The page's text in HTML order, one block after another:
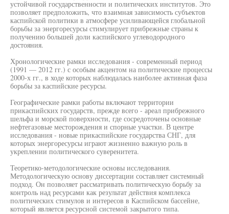
устойчивой государственности и политических институтов. Это
позволяет предположить, что взаимная зависимость субъектов
каспийской политики в атмосфере усиливающейся глобальной
борьбы за энергоресурсы стимулирует прибрежные страны к
получению большей доли каспийского углеводородного
достояния.
Хронологические рамки исследования - современный период
(1991 — 2012 гг.) с особым акцентом на политические процессы
2000-х гг., в ходе которых наблюдалась наиболее активная фаза
борьбы за каспийские ресурсы.
Географические рамки работы включают территории
прикаспийских государств, прежде всего - ареал прибрежного
шельфа и морской поверхности, где сосредоточены основные
нефтегазовые месторождения и спорные участки. В центре
исследования - новые прикаспийские государства СНГ, для
которых энергоресурсы играют жизненно важную роль в
укреплении политического суверенитета.
Теоретико-методологические основы исследования.
Методологическую основу диссертации составляет системный
подход. Он позволяет рассматривать политическую борьбу за
контроль над ресурсами как результат действия комплекса
политических стимулов и интересов в Каспийском бассейне,
который является ресурсной системой закрытого типа.